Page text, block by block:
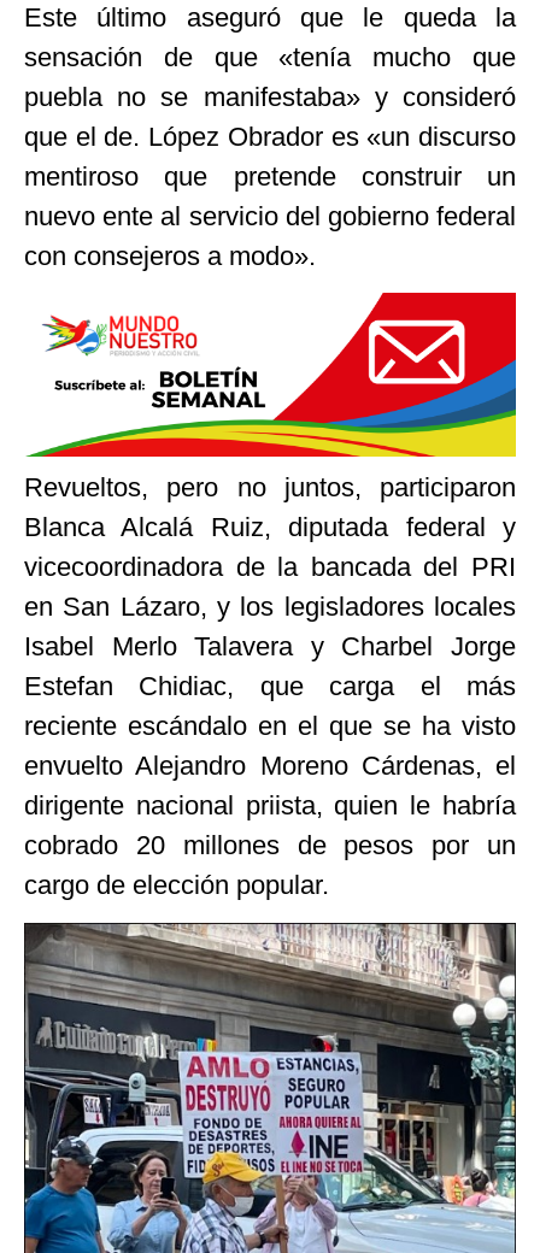
Este último aseguró que le queda la
sensación de que «tenía mucho que
puebla no se manifestaba» y consideró
que el de. López Obrador es «un discurso
mentiroso que pretende construir un
nuevo ente al servicio del gobierno federal
con consejeros a modo».
Revueltos, pero no juntos, participaron
Blanca Alcalá Ruiz, diputada federal y
vicecoordinadora de la bancada del PRI
en San Lázaro, y los legisladores locales
Isabel Merlo Talavera y Charbel Jorge
Estefan Chidiac, que carga el más
reciente escándalo en el que se ha visto
envuelto Alejandro Moreno Cárdenas, el
dirigente nacional priista, quien le habría
cobrado 20 millones de pesos por un
cargo de elección popular.